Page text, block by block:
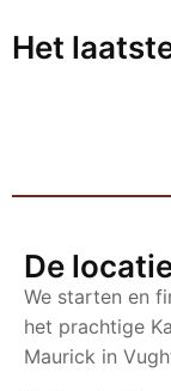
Het
De
We starten en
het prachtige
Maurick in